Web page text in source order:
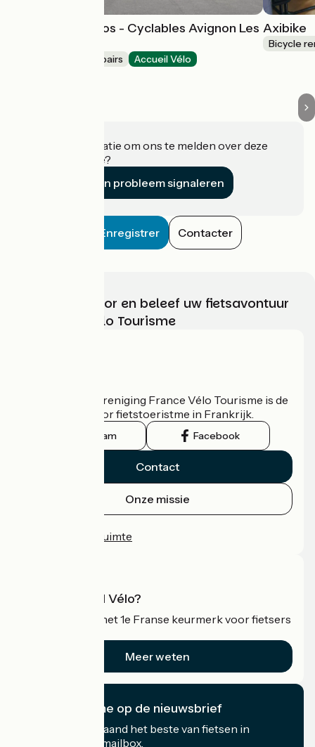
Location de Vélos - Cyclables Avignon Les
Bicycle rentals/ repairs Accueil Vélo
Axibike
Bicycle
Heeft u informatie om ons te melden over deze
accommodatie?
Een probleem signaleren
Enregistrer Contacter
Kies, bereid voor en beleef uw fietsavontuur
met France Vélo Tourisme
De nationale vereniging France Vélo Tourisme is de
officiële gids voor fietstoeristme in Frankrijk.
Instagram Facebook
Contact
Onze missie
Professionele ruimte
Wat is Accueil Vélo?
Accueil Vélo is het 1e Franse keurmerk voor fietsers
Meer weten
Ik abonneer me op de nieuwsbrief
Ontvang elke maand het beste van fietsen in
Frankrijk in uw mailbox.